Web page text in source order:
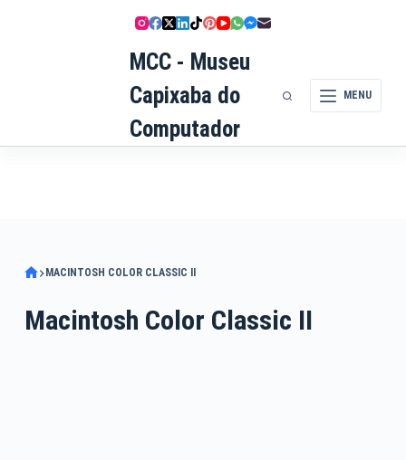
MCC - Museu
Capixaba do
Computador
MENU
MACINTOSH COLOR CLASSIC II
Macintosh Color Classic II